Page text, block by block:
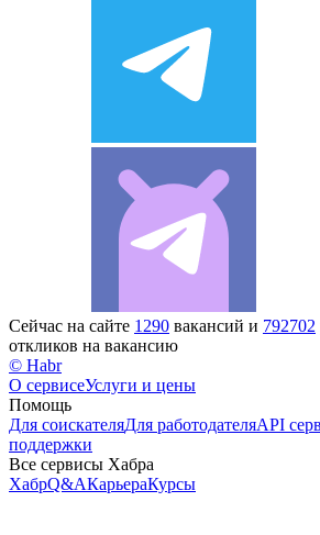
Сейчас на сайте 1290 вакансий и 792702
откликов на вакансию
© Habr
О сервисеУслуги и цены
Помощь
Для соискателяДля работодателяAPI
поддержки
Все сервисы Хабра
ХабрQ&AКарьераКурсы